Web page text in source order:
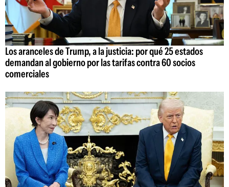
Los aranceles de Trump, a la justicia: por qué 25 estados
demandan al gobierno por las tarifas contra 60 socios
comerciales